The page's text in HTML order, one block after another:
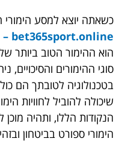
כשאתה יוצא למסע
– bet365sport.online
הוא ההימור הטוב ביותר
סוגי ההימורים והסיכויים,
בטכנולוגיה לטובתך הם
שיכולה להוביל לחוויות
הנקודות הללו, ותהיה
הימורי ספורט בביטחון